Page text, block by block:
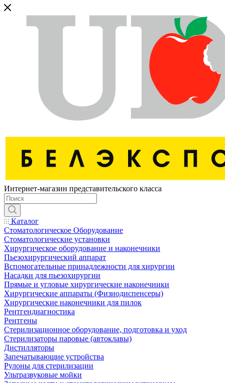
Интернет-магазин представительского класса
Каталог
Стоматологическое Оборудование
Стоматологические установки
Хирургическое оборудование и наконечники
Пьезохирургический аппарат
Вспомогательные принадлежности для хирургии
Насадки для пьезохирургии
Прямые и угловые хирургические наконечники
Хирургические аппараты (Физиодиспенсеры)
Хирургические наконечники для пилок
Рентгендиагностика
Рентгены
Стерилизационное оборудование, подготовка и уход
Стерилизаторы паровые (автоклавы)
Дистилляторы
Запечатывающие устройства
Рулоны для стерилизации
Ультразвуковые мойки